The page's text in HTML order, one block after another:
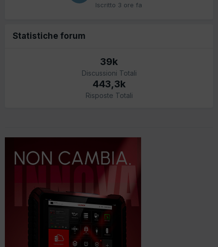
Iscritto 3 ore fa
Statistiche forum
39k
Discussioni Totali
443,3k
Risposte Totali